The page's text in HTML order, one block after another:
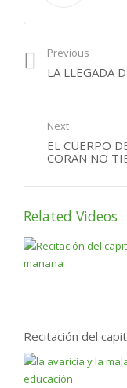
Previous
LA LLEGADA
Next
EL CUERPO
CORAN NO
Related Videos